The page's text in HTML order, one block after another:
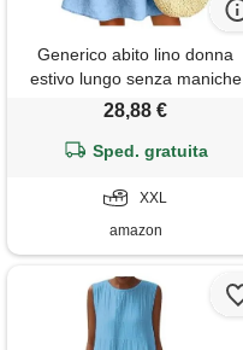
Generico abito lino donna
estivo lungo senza maniche
girocollo abiti taglie forti estivi
donne mare prendisole
leggero elegante summer
(sky blue, xxl)
28,88 €
Sped. gratuita
XXL
amazon